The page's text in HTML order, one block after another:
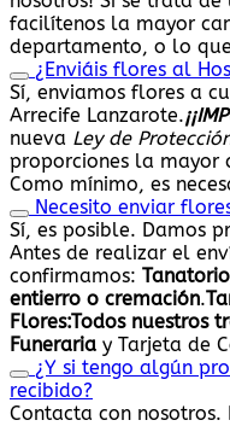
facilítenos la mayor
departamento, o lo
¿Enviáis flores al
Sí, enviamos flores a
Arrecife Lanzarote.
nueva Ley de
proporciones la mayor
Como mínimo, es
Necesito enviar
Sí, es posible. Damos
Antes de realizar el
confirmamos:
entierro o cremación.
Flores:Todos nuestros
Funeraria y Tarjeta de
¿Y si tengo algún
recibido?
Contacta con nosotros.